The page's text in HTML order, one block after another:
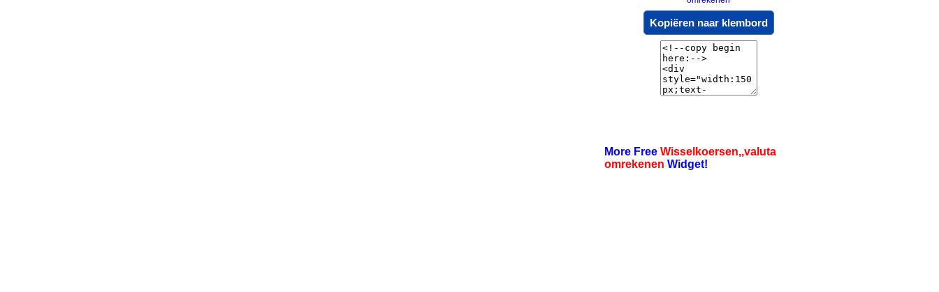
Kopiëren naar klembord
More Free Wisselkoersen,,valuta
omrekenen Widget!